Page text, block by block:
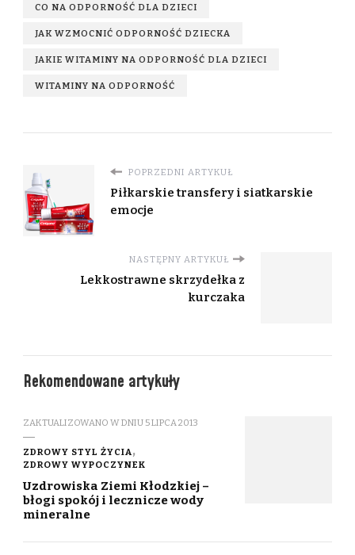
CO NA ODPORNOŚĆ DLA DZIECI
JAK WZMOCNIĆ ODPORNOŚĆ DZIECKA
JAKIE WITAMINY NA ODPORNOŚĆ DLA DZIECI
WITAMINY NA ODPORNOŚĆ
POPRZEDNI ARTYKUŁ
Piłkarskie transfery i siatkarskie
emocje
NASTĘPNY ARTYKUŁ
Lekkostrawne skrzydełka z
kurczaka
Rekomendowane artykuły
ZAKTUALIZOWANO W DNIU 5 LIPCA 2013
ZDROWY STYL ŻYCIA
ZDROWY WYPOCZYNEK
Uzdrowiska Ziemi Kłodzkiej –
błogi spokój i lecznicze wody
mineralne